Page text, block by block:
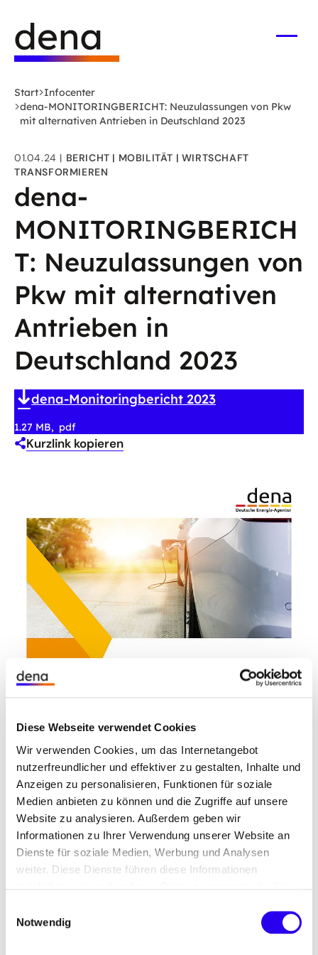
Diese Webseite verwendet Cookies
Wir verwenden Cookies, um das Internetangebot
nutzerfreundlicher und effektiver zu gestalten, Inhalte und
Anzeigen zu personalisieren, Funktionen für soziale
Medien anbieten zu können und die Zugriffe auf unsere
Website zu analysieren. Außerdem geben wir
Informationen zu Ihrer Verwendung unserer Website an
Dienste für soziale Medien, Werbung und Analysen
weiter. Diese Dienste führen diese Informationen
Nutzung der Dienste gesammelt haben.
Notwendig
Hauptinhalt
springen
Deutsche
Energie-
Agentur
-
zur
Start Infocenter
dena-MONITORINGBERICHT: Neuzulassungen von Pkw
mit alternativen Antrieben in Deutschland 2023
01.04.24 BERICHT MOBILITÄT
WIRTSCHAFT
TRANSFORMIEREN
dena-
MONITORINGBERICH
T: Neuzulassungen von
Pkw mit alternativen
Antrieben in
Deutschland 2023
dena-Monitoringbericht 2023
1.27 MB pdf
Kurzlink kopieren
in die Entwicklung der Neuzulassungszahlen von
Pkw mit alternativen Antrieben in Deutschland.
Zentrale Entwicklungen in 2023:
Insgesamt hatten 2023 mit 1,38 Millionen
Fahrzeugen fast die Hälfte aller Neuzulassungen
einen hybriden, vollelektrischen oder
Alternative Antriebsarten kommen auf ein Plus
von 5 Prozent gegenüber dem Vorjahr.